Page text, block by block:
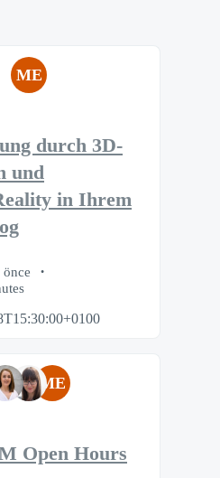
ME
durch 3D-
und
in Ihrem
önce
ME
Open Hours